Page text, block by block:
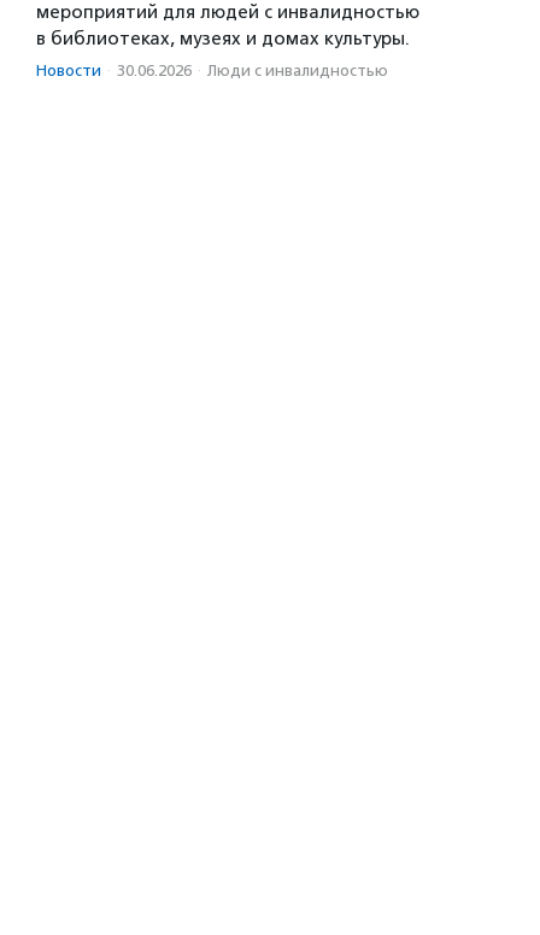
мероприятий для людей с инвалидностью
в библиотеках, музеях и домах культуры.
Новости · 30.06.2026 · Люди с инвалидностью